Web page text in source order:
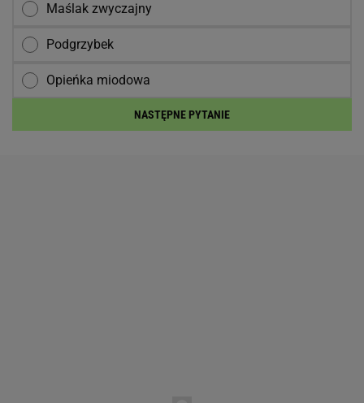
Maślak zwyczajny
Podgrzybek
Opieńka miodowa
NASTĘPNE PYTANIE